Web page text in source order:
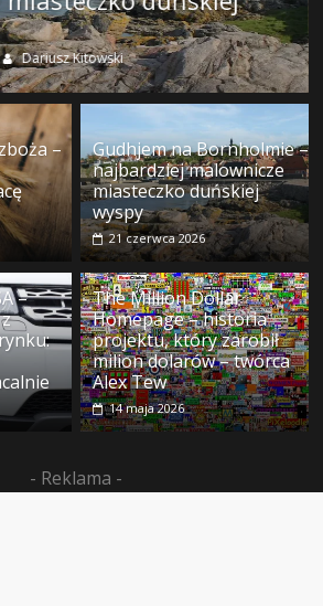
Dariusz Kitowski
–
Gudhjem na Bornholmie –
najbardziej malownicze
miasteczko duńskiej
wyspy
21 czerwca 2026
–
The Million Dollar
Homepage – historia
projektu, który zarobił
milion dolarów – twórca
Alex Tew
14 maja 2026
- Reklama -